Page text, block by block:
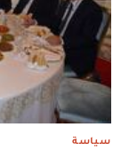
سياسة